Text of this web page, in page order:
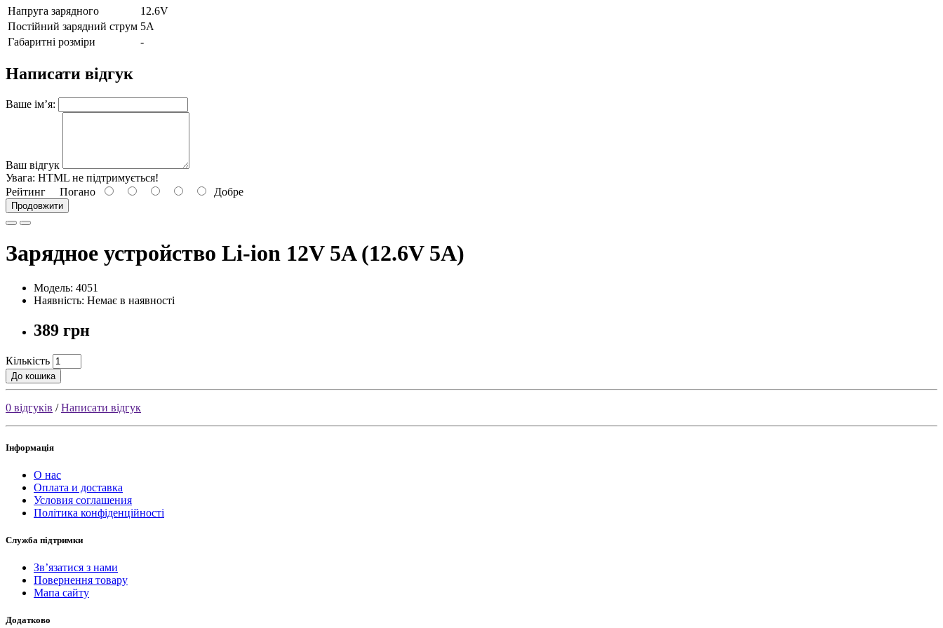
Напруга зарядного
12.6V
Постійний зарядний струм 5A
Габаритні розміри
-
Написати відгук
Ваше ім’я:
Ваш відгук
Увага: HTML не підтримується!
Рейтинг Погано Добре
Продовжити
Зарядное устройство Li-ion 12V 5A (12.6V 5A)
Модель: 4051
Наявність: Немає в наявності
389 грн
Кількість
До кошика
0 відгуків /Написати відгук
Інформація
О нас
Оплата и доставка
Условия соглашения
Політика конфіденційності
Служба підтримки
Зв’язатися з нами
Повернення товару
Мапа сайту
Додатково